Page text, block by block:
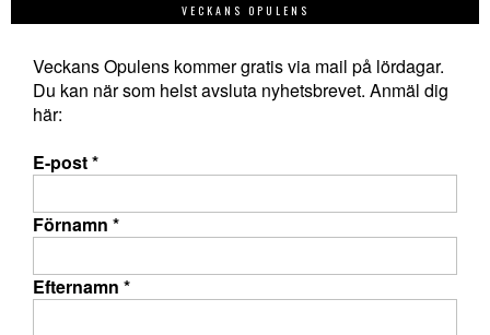
VECKANS OPULENS
Veckans Opulens kommer gratis via mail på lördagar.
Du kan när som helst avsluta nyhetsbrevet. Anmäl dig
här:
E-post*
Förnamn *
Efternamn *